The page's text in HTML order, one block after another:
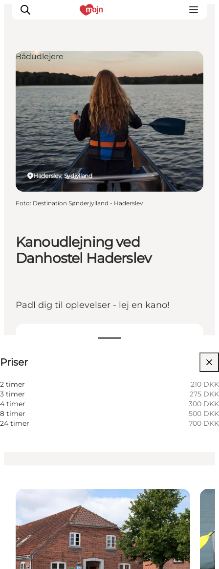
Oplevelser
Byer & Steder
Det sker
Overnatning
Planlæg din ferie
Booking
Kanoudlejning ved
Danhostel Haderslev
Padl dig til oplevelser - lej en kano!
Priser
2 timer
210 DKK
3 timer
275 DKK
4 timer
300 DKK
8 timer
500 DKK
24 timer
700 DKK
Min virksomhed, Mig selv, Min partner, Venner,
Haderslev, Sydjylland
Bådudlejere
Foto: Destination Sønderjylland - Haderslev